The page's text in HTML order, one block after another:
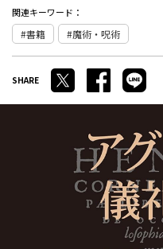
関連キーワード：
書籍 魔術・呪術